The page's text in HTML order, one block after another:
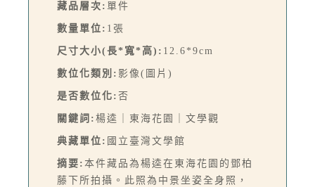
藏品層次: 單件
數量單位: 1張
尺寸大小(長*寬*高): 12.6*9cm
數位化類別: 影像(圖片)
是否數位化: 否
關鍵詞: 楊逵｜東海花園｜文學觀
典藏單位: 國立臺灣文學館
摘要: 本件藏品為楊逵在東海花園的鄧柏
藤下所拍攝。此照為中景坐姿全身照，